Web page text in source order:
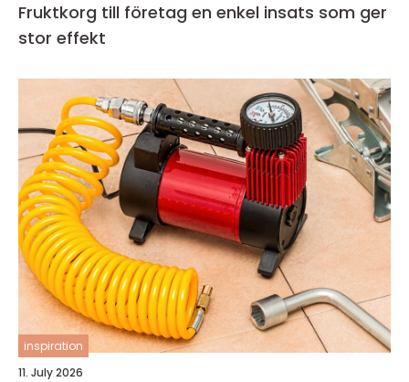
Fruktkorg till företag en enkel insats som ger
stor effekt
inspiration
11. July 2026